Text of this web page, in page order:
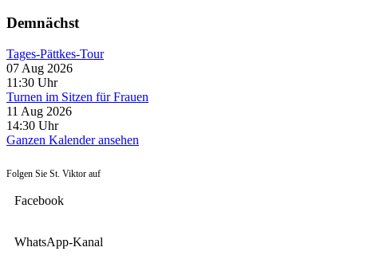
Demnächst
Tages-Pättkes-Tour
07 Aug 2026
11:30 Uhr
Turnen im Sitzen für Frauen
11 Aug 2026
14:30 Uhr
Ganzen Kalender ansehen
Folgen Sie St. Viktor auf
Facebook
WhatsApp-Kanal